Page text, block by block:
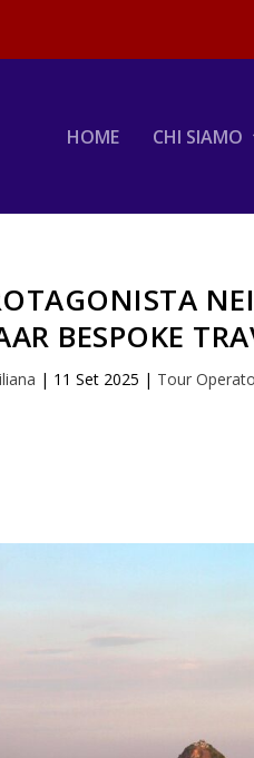
HOME CHI SIAMO
BESPOKE
| 11 Set 2025 | Tour